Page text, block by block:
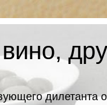
дилетанта